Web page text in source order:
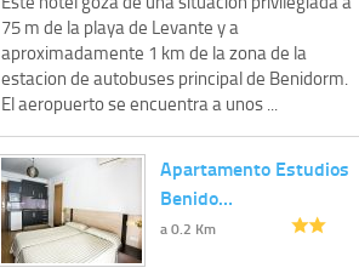
75 m de la playa de Levante y a
aproximadamente 1 km de la zona de la
estacion de autobuses principal de Benidorm.
El aeropuerto se encuentra a unos ...
Apartamento Estudios
Benido…
a 0.2 Km